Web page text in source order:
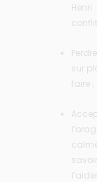
sur
faire ;
l’aider.